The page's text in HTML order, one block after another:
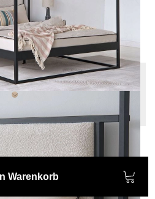
| vsl. 29. Aug - 5. Sep
Beige - Struktur,
220 cm
Warenkorb